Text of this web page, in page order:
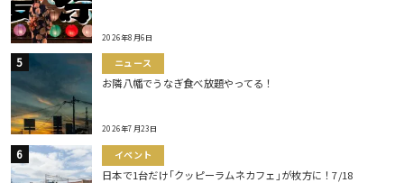
2026年8月6日
ニュース
お隣八幡でうなぎ食べ放題やってる！
2026年7月23日
イベント
日本で1台だけ｢クッピーラムネカフェ｣が枚方に！7/18